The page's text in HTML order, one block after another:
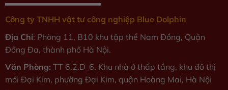
Công ty TNHH vật tư công nghiệp Blue Dolphin
Địa Chỉ: Phòng 11, B10 khu tập thể Nam Đồng, Quận
Đống Đa, thành phố Hà Nội.
Văn Phòng: TT 6.2.D_6. Khu nhà ở thấp tầng, khu đô thị
mới Đại Kim, phường Đại Kim, quận Hoàng Mai, Hà Nội